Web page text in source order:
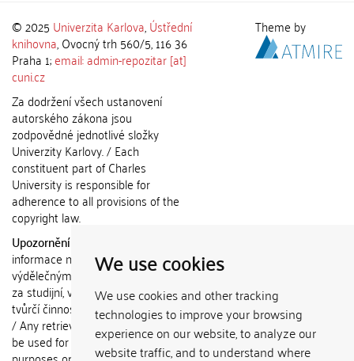
We use cookies
We use cookies and other tracking
technologies to improve your browsing
experience on our website, to analyze our
website traffic, and to understand where
© 2025 Univerzita Karlova,Ústřední
knihovna, Ovocný trh 560/5, 116 36
Praha 1;email: admin-repozitar [at]
cuni.cz
Za dodržení všech ustanovení
autorského zákona jsou
zodpovědné jednotlivé složky
Univerzity Karlovy. / Each
constituent part of Charles
University is responsible for
adherence to all provisions of the
copyright law.
Upozornění / Notice:
informace nemohou být použity k
výdělečným účelům nebo vydávány
za studijní, vědeckou nebo jinou
tvůrčí činnost jiné osoby než autora.
/ Any retrieved information shall not
be used for any commercial
Theme by